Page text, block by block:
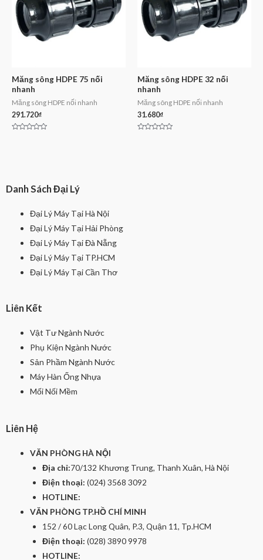
Măng sông HDPE 75 nối
nhanh
Măng sông HDPE nối nhanh
291.720₫
Măng sông HDPE 32 nối
nhanh
Măng sông HDPE nối nhanh
31.680₫
Danh Sách Đại Lý
Đại Lý Máy Tại Hà Nội
Đại Lý Máy Tại Hải Phòng
Đại Lý Máy Tại Đà Nẵng
Đại Lý Máy Tại TP.HCM
Đại Lý Máy Tại Cần Thơ
Liên Kết
Vật Tư Ngành Nước
Phụ Kiện Ngành Nước
Sản Phầm Ngành Nước
Máy Hàn Ống Nhựa
Mối Nối Mềm
Liên Hệ
VĂN PHÒNG HÀ NỘI
Địa chỉ:70/132 Khương Trung, Thanh Xuân, Hà Nội
Điện thoại: (024) 3568 3092
HOTLINE:
VĂN PHÒNG TP.HỒ CHÍ MINH
152 / 60 Lạc Long Quân, P.3, Quận 11, Tp.HCM
Điện thoại: (028) 3890 9978
HOTLINE: